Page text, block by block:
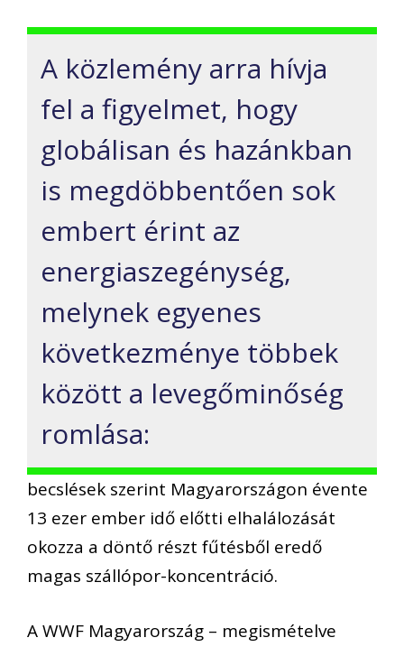
A közlemény arra hívja
fel a figyelmet, hogy
globálisan és hazánkban
is megdöbbentően sok
embert érint az
energiaszegénység,
melynek egyenes
következménye többek
között a levegőminőség
romlása:
becslések szerint Magyarországon évente
13 ezer ember idő előtti elhalálozását
okozza a döntő részt fűtésből eredő
magas szállópor-koncentráció.
A WWF Magyarország – megismételve